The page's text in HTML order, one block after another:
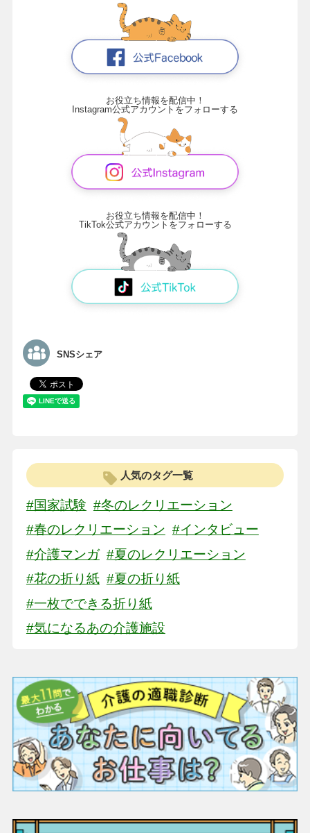
お役立ち情報を配信中！
Instagram公式アカウントをフォローする
お役立ち情報を配信中！
TikTok公式アカウントをフォローする
SNSシェア
人気のタグ一覧
#国家試験 #冬のレクリエーション
#春のレクリエーション #インタビュー
#介護マンガ #夏のレクリエーション
#花の折り紙 #夏の折り紙
#一枚でできる折り紙
#気になるあの介護施設